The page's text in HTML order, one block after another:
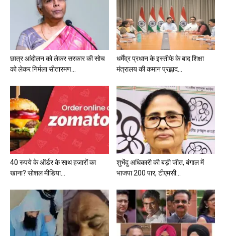
छात्र आंदोलन को लेकर सरकार की सोच
को लेकर निर्मला सीतारमण...
धर्मेंद्र प्रधान के इस्तीफे के बाद शिक्षा
मंत्रालय की कमान प्रह्लाद...
40 रुपये के ऑर्डर के साथ हजारों का
खाना? सोशल मीडिया...
शुभेंदु अधिकारी की बड़ी जीत, बंगाल में
भाजपा 200 पार, टीएमसी...